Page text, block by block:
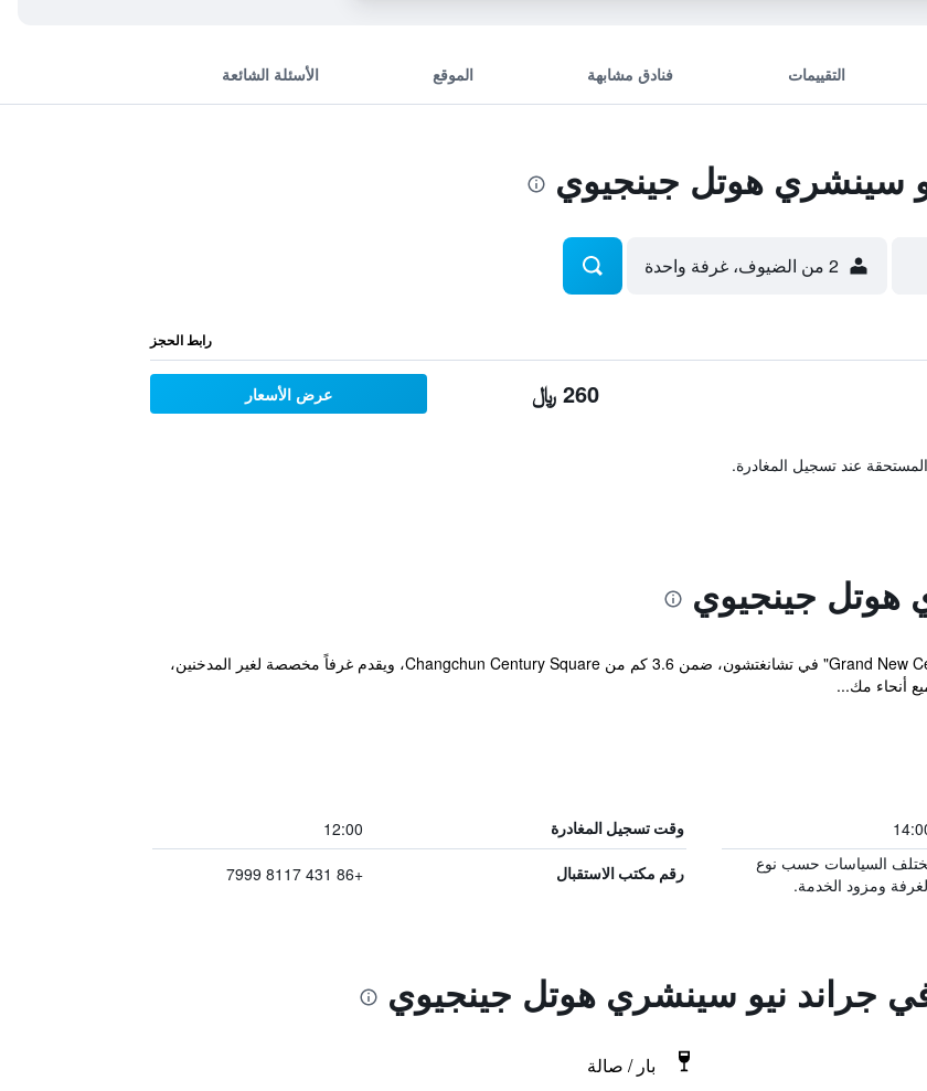
التقييمات فنادق مشابهة الموقع الأسئلة الشائعة
سينشري هوتل جينجيوي
2 من الضيوف، غرفة واحدة
رابط الحجز
260 ﷼ عرض الأسعار
عند تسجيل المغادرة.
هوتل جينجيوي
يقع مكان إقامة "Grand New Century Hotel Jingyue Changchun" في تشانغتشون، ضمن 3.6 كم من Changchun Century Square، ويقدم غرفاً مخصصة لغير المدخنين،
أنحاء مك...
وقت تسجيل المغادرة 12:00
السياسات حسب نوع
ومزود الخدمة.
رقم مكتب الاستقبال +86 431 8117 7999
في جراند نيو سينشري هوتل جينجيوي
بار / صالة